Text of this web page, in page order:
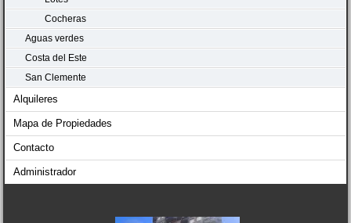
Cocheras
Aguas verdes
Costa del Este
San Clemente
Alquileres
Mapa de Propiedades
Contacto
Administrador